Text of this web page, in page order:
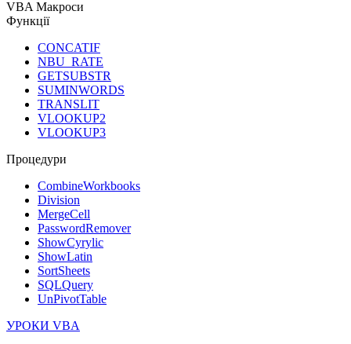
VBA Макроси
Функції
CONCATIF
NBU_RATE
GETSUBSTR
SUMINWORDS
TRANSLIT
VLOOKUP2
VLOOKUP3
Процедури
CombineWorkbooks
Division
MergeCell
PasswordRemover
ShowCyrylic
ShowLatin
SortSheets
SQLQuery
UnPivotTable
УРОКИ VBA